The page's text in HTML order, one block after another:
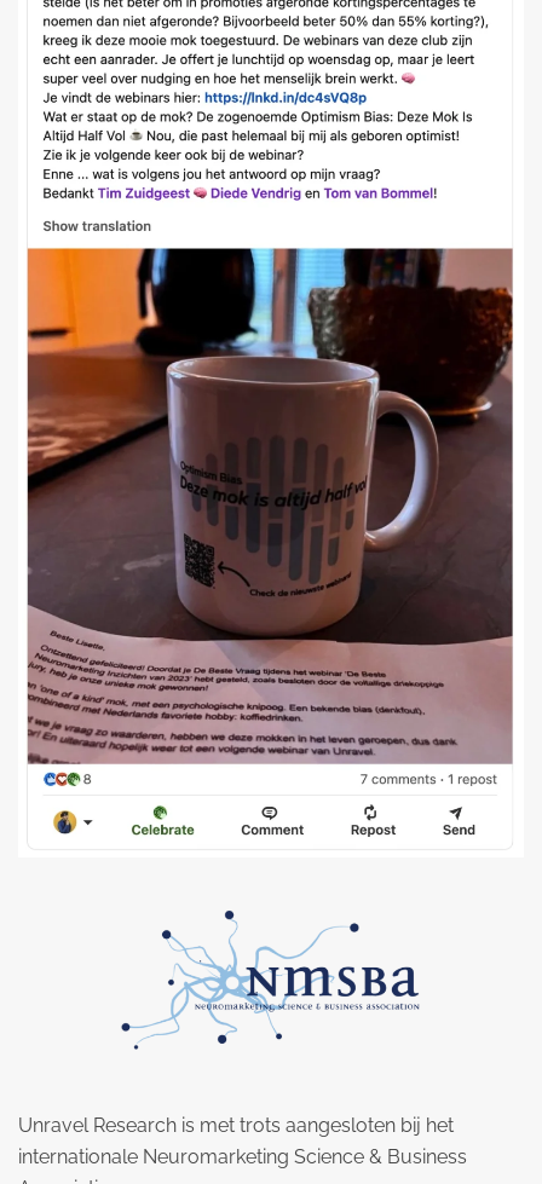
Unravel Research is met trots aangesloten bij het
internationale Neuromarketing Science & Business